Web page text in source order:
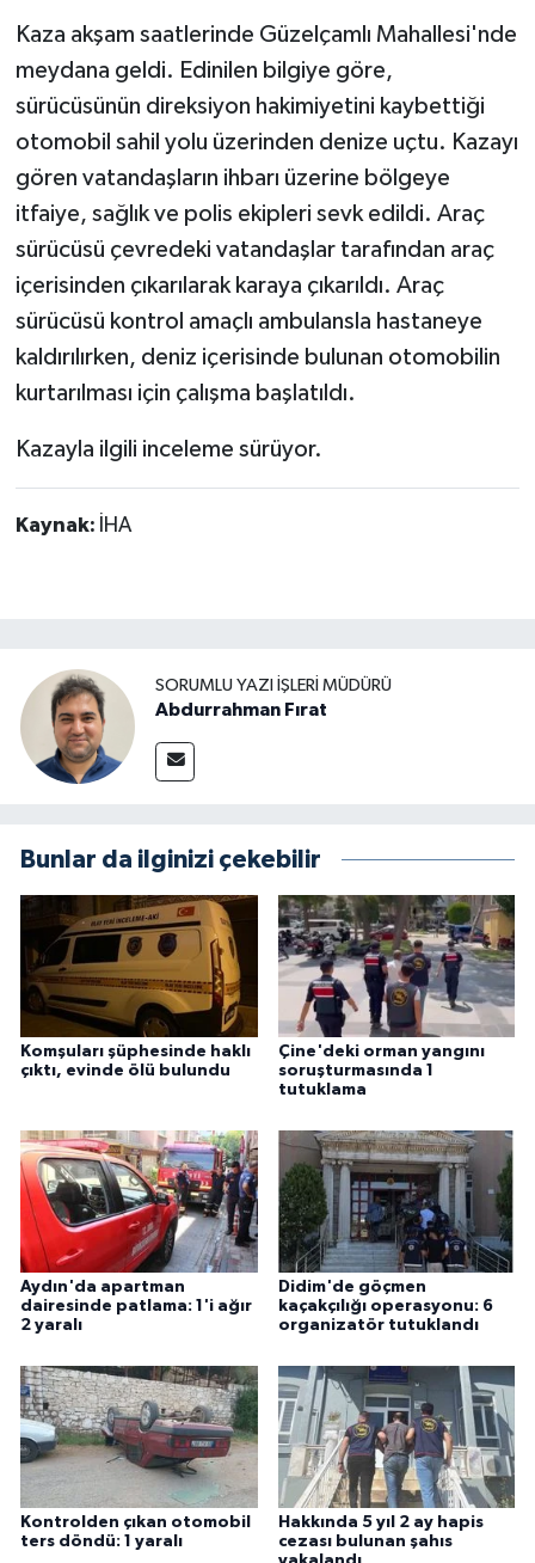
Kaza akşam saatlerinde Güzelçamlı Mahallesi'nde
meydana geldi. Edinilen bilgiye göre,
sürücüsünün direksiyon hakimiyetini kaybettiği
otomobil sahil yolu üzerinden denize uçtu. Kazayı
gören vatandaşların ihbarı üzerine bölgeye
itfaiye, sağlık ve polis ekipleri sevk edildi. Araç
sürücüsü çevredeki vatandaşlar tarafından araç
içerisinden çıkarılarak karaya çıkarıldı. Araç
sürücüsü kontrol amaçlı ambulansla hastaneye
kaldırılırken, deniz içerisinde bulunan otomobilin
kurtarılması için çalışma başlatıldı.
Kazayla ilgili inceleme sürüyor.
Kaynak: İHA
SORUMLU YAZI İŞLERI MÜDÜRÜ
Abdurrahman Fırat
Bunlar da ilginizi çekebilir
Komşuları şüphesinde haklı
çıktı, evinde ölü bulundu
Çine'deki orman yangını
soruşturmasında 1
tutuklama
Aydın'da apartman
dairesinde patlama: 1'i ağır
2 yaralı
Didim'de göçmen
kaçakçılığı operasyonu: 6
organizatör tutuklandı
Kontrolden çıkan otomobil
ters döndü: 1 yaralı
Hakkında 5 yıl 2 ay hapis
cezası bulunan şahıs